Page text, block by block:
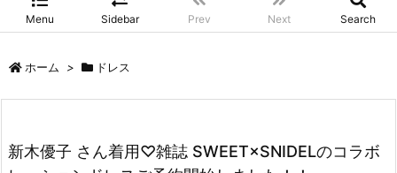
Menu Sidebar Prev Next Search
ホーム > ドレス
新木優子 さん着用♡雑誌 SWEET×SNIDELのコラボ